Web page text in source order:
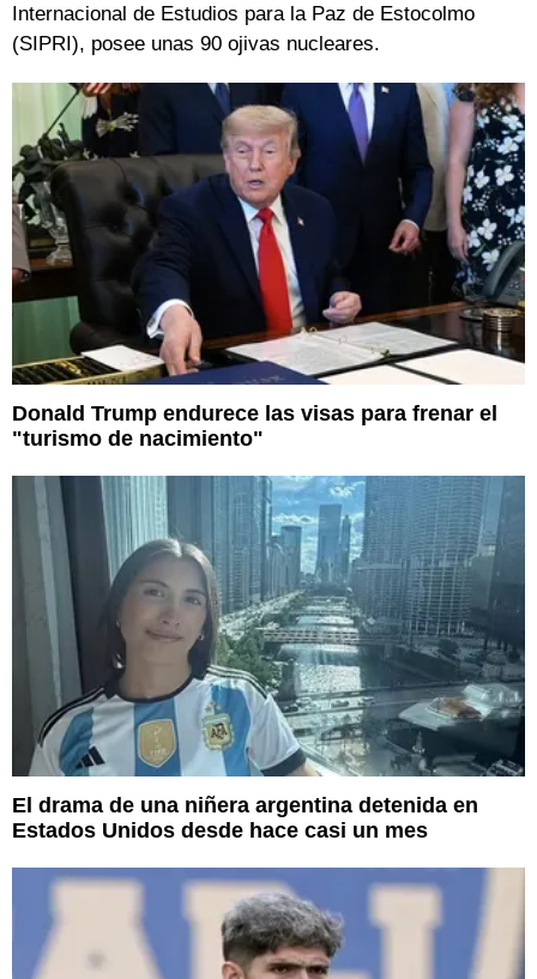
Internacional de Estudios para la Paz de Estocolmo
(SIPRI), posee unas 90 ojivas nucleares.
Donald Trump endurece las visas para frenar el
"turismo de nacimiento"
El drama de una niñera argentina detenida en
Estados Unidos desde hace casi un mes